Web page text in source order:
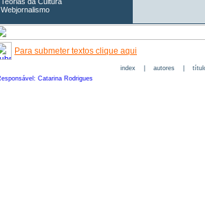
Webjornalismo
Para submeter textos clique aqui
index| autores|